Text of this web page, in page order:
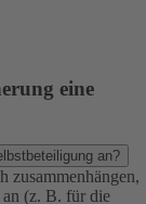
eine
an?
zusammenhängen,
an (z. B. für die